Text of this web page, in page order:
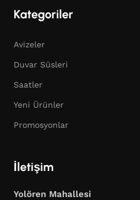
Kategoriler
Avizeler
Duvar Süsleri
Saatler
Yeni Ürünler
Promosyonlar
İletişim
Yolören Mahallesi